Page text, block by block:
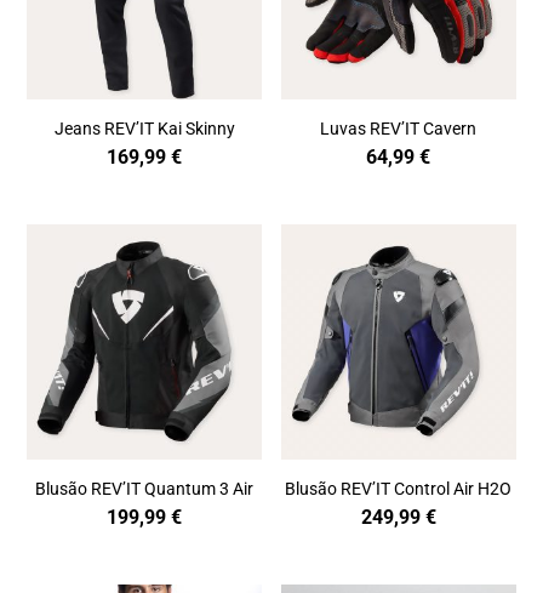
Jeans REV’IT Kai Skinny
169,99€
Luvas REV’IT Cavern
64,99€
Blusão REV’IT Quantum 3 Air
199,99€
Blusão REV’IT Control Air H2O
249,99 €